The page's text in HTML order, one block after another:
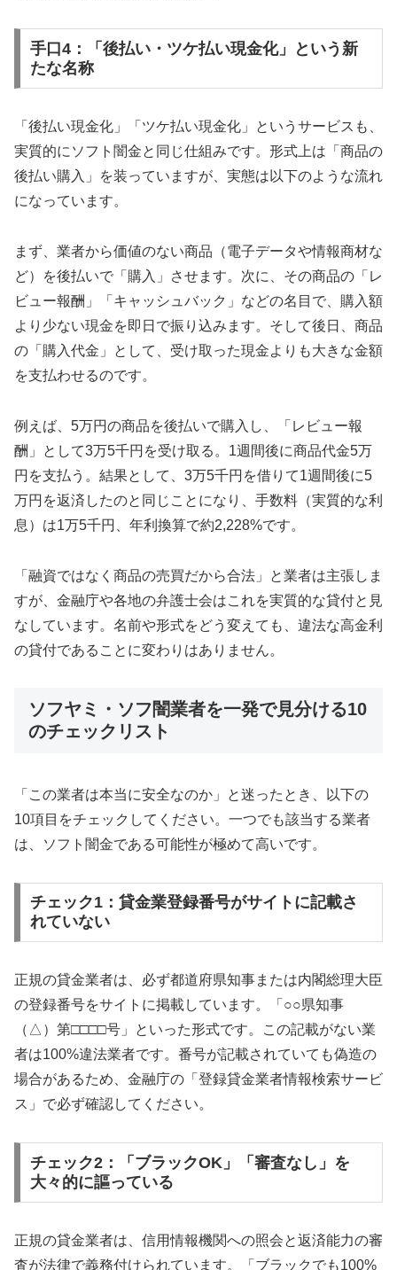
手口4：「後払い・ツケ払い現金化」という新
たな名称
「後払い現金化」「ツケ払い現金化」というサービスも、
実質的にソフト闇金と同じ仕組みです。形式上は「商品の
後払い購入」を装っていますが、実態は以下のような流れ
になっています。
まず、業者から価値のない商品（電子データや情報商材な
ど）を後払いで「購入」させます。次に、その商品の「レ
ビュー報酬」「キャッシュバック」などの名目で、購入額
より少ない現金を即日で振り込みます。そして後日、商品
の「購入代金」として、受け取った現金よりも大きな金額
を支払わせるのです。
例えば、5万円の商品を後払いで購入し、「レビュー報
酬」として3万5千円を受け取る。1週間後に商品代金5万
円を支払う。結果として、3万5千円を借りて1週間後に5
万円を返済したのと同じことになり、手数料（実質的な利
息）は1万5千円、年利換算で約2,228%です。
「融資ではなく商品の売買だから合法」と業者は主張しま
すが、金融庁や各地の弁護士会はこれを実質的な貸付と見
なしています。名前や形式をどう変えても、違法な高金利
の貸付であることに変わりはありません。
ソフヤミ・ソフ闇業者を一発で見分ける10
のチェックリスト
「この業者は本当に安全なのか」と迷ったとき、以下の
10項目をチェックしてください。一つでも該当する業者
は、ソフト闇金である可能性が極めて高いです。
チェック1：貸金業登録番号がサイトに記載さ
れていない
正規の貸金業者は、必ず都道府県知事または内閣総理大臣
の登録番号をサイトに掲載しています。「○○県知事
（△）第□□□□号」といった形式です。この記載がない業
者は100%違法業者です。番号が記載されていても偽造の
場合があるため、金融庁の「登録貸金業者情報検索サービ
ス」で必ず確認してください。
チェック2：「ブラックOK」「審査なし」を
大々的に謳っている
正規の貸金業者は、信用情報機関への照会と返済能力の審
査が法律で義務付けられています。「ブラックでも100%